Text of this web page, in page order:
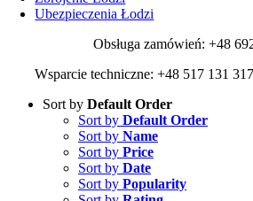
Ubezpieczenia Łodzi
Obsługa zamówień: +48
Wsparcie techniczne: +48 517 131
Sort by Default Order
Sort by Default Order
Sort by Name
Sort by Price
Sort by Date
Sort by Popularity